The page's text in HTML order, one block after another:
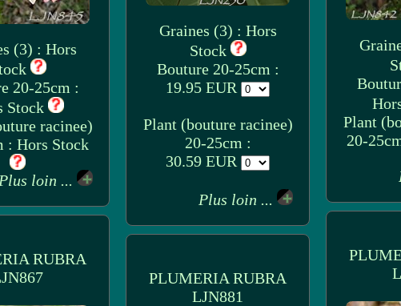
Graines (3) : Hors
Stock
Bouture 20-25cm :
19.95 EUR
Plant (bouture racinee)
20-25cm :
30.59 EUR
Plus loin ...
Plant
20-
(3) : Hors
20-25cm :
Stock
racinee)
: Hors Stock
Plus loin ...
RUBRA
PLUMERIA RUBRA
LJN881